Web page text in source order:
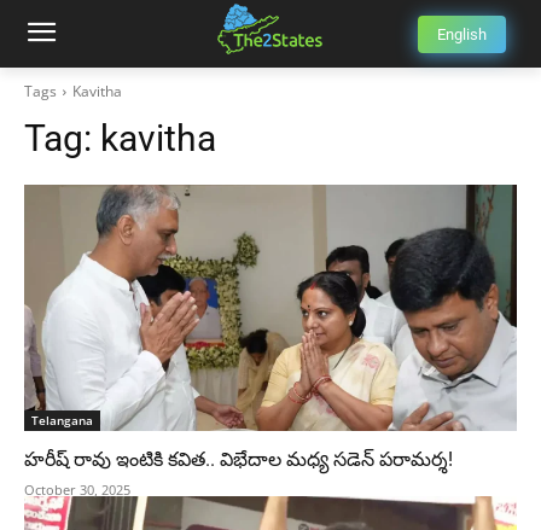
English
Tags Kavitha
Tag: kavitha
Telangana
హరీష్ రావు ఇంటికి కవిత.. విభేదాల మధ్య సడెన్ పరామర్శ!
October 30, 2025